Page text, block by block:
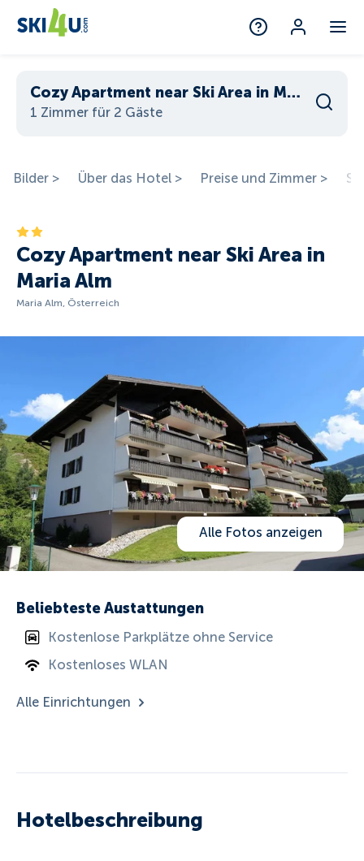
Cozy Apartment near Ski Area in Maria Alm
1 Zimmer für 2 Gäste
Bilder > Über das Hotel > Preise und Zimmer >
Cozy Apartment near Ski Area in
Maria Alm
Maria Alm, Österreich
Alle Fotos anzeigen
Beliebteste Austattungen
Kostenlose Parkplätze ohne Service
Kostenloses WLAN
Alle Einrichtungen
Hotelbeschreibung